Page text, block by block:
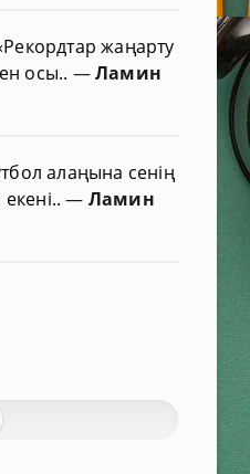
жаңарту
осы.. —Ламин
алаңына сенің
— Ламин